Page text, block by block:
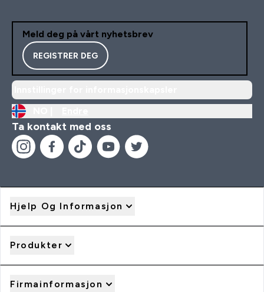
Meld deg på vårt nyhetsbrev
REGISTRER DEG
Ta kontakt med oss
Hjelp Og Informasjon
Produkter
Firmainformasjon